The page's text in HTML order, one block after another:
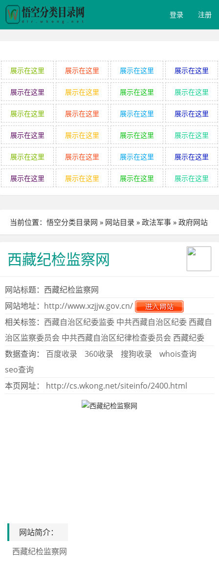
登录 注册
展示在这里 展示在这里 展示在这里 展示在这里
展示在这里 展示在这里 展示在这里 展示在这里
展示在这里 展示在这里 展示在这里 展示在这里
展示在这里 展示在这里 展示在这里 展示在这里
展示在这里 展示在这里 展示在这里 展示在这里
展示在这里 展示在这里 展示在这里 展示在这里
当前位置： 悟空分类目录网 » 网站目录 » 政法军事 » 政府网站
西藏纪检监察网
网站标题：西藏纪检监察网
网站地址： http://www.xzjjw.gov.cn/
相关标签： 西藏自治区纪委监委 中共西藏自治区纪委 西藏自
治区监察委员会 中共西藏自治区纪律检查委员会 西藏纪委
数据查询： 百度收录 360收录 搜狗收录
whois查询
seo查询
本页网址： http://cs.wkong.net/siteinfo/2400.html
网站简介：
西藏纪检监察网